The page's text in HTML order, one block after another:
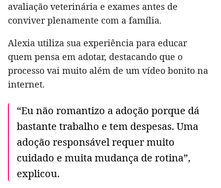
avaliação veterinária e exames antes de
conviver plenamente com a família.
Alexia utiliza sua experiência para educar
quem pensa em adotar, destacando que o
processo vai muito além de um vídeo bonito na
internet.
“Eu não romantizo a adoção porque dá
bastante trabalho e tem despesas. Uma
adoção responsável requer muito
cuidado e muita mudança de rotina”,
explicou.